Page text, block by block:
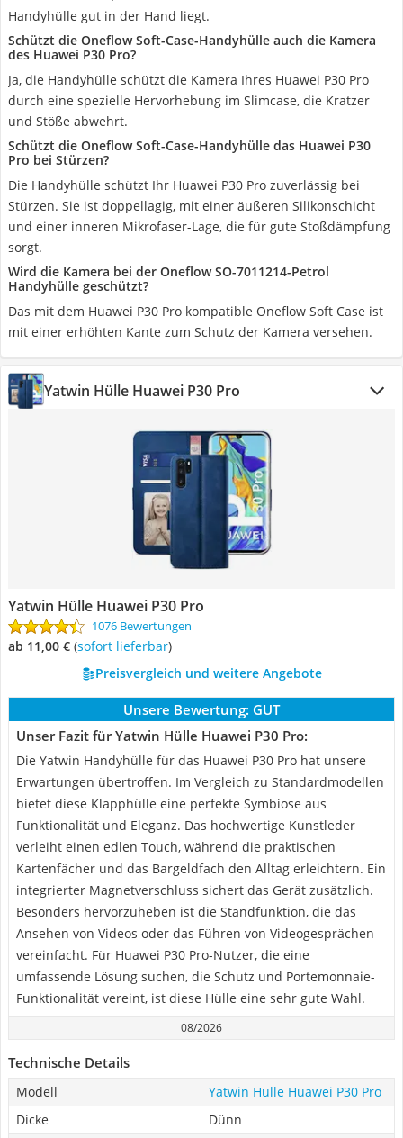
Handyhülle gut in der Hand liegt.
Schützt die Oneflow Soft-Case-Handyhülle auch die Kamera
des Huawei P30 Pro?
Ja, die Handyhülle schützt die Kamera Ihres Huawei P30 Pro
durch eine spezielle Hervorhebung im Slimcase, die Kratzer
und Stöße abwehrt.
Schützt die Oneflow Soft-Case-Handyhülle das Huawei P30
Pro bei Stürzen?
Die Handyhülle schützt Ihr Huawei P30 Pro zuverlässig bei
Stürzen. Sie ist doppellagig, mit einer äußeren Silikonschicht
und einer inneren Mikrofaser-Lage, die für gute Stoßdämpfung
sorgt.
Wird die Kamera bei der Oneflow SO-7011214-Petrol
Handyhülle geschützt?
Das mit dem Huawei P30 Pro kompatible Oneflow Soft Case ist
mit einer erhöhten Kante zum Schutz der Kamera versehen.
Yatwin Hülle Huawei P30 Pro
Yatwin Hülle Huawei P30 Pro
1076 Bewertungen
ab 11,00 € ( Sofort lieferbar)
Preisvergleich und weitere Angebote
Unsere Bewertung: GUT
Unser Fazit für Yatwin Hülle Huawei P30 Pro:
Die Yatwin Handyhülle für das Huawei P30 Pro hat unsere
Erwartungen übertroffen. Im Vergleich zu Standardmodellen
bietet diese Klapphülle eine perfekte Symbiose aus
Funktionalität und Eleganz. Das hochwertige Kunstleder
verleiht einen edlen Touch, während die praktischen
Kartenfächer und das Bargeldfach den Alltag erleichtern. Ein
integrierter Magnetverschluss sichert das Gerät zusätzlich.
Besonders hervorzuheben ist die Standfunktion, die das
Ansehen von Videos oder das Führen von Videogesprächen
vereinfacht. Für Huawei P30 Pro-Nutzer, die eine
umfassende Lösung suchen, die Schutz und Portemonnaie-
Funktionalität vereint, ist diese Hülle eine sehr gute Wahl.
08/2026
Technische Details
Modell
Yatwin Hülle Huawei P30 Pro
Dicke
Dünn